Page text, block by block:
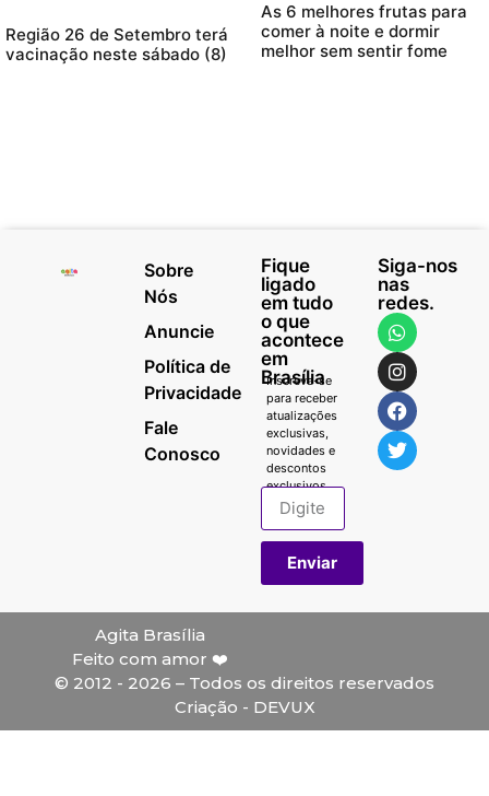
Região 26 de Setembro terá
vacinação neste sábado (8)
As 6 melhores frutas para
comer à noite e dormir
melhor sem sentir fome
Sobre
Nós
Anuncie
Política de
Privacidade
Fale
Conosco
Fique
ligado
em tudo
o que
acontece
em
Brasília
Inscreva-se
para receber
atualizações
exclusivas,
novidades e
descontos
exclusivos.
Enviar
Siga-nos
nas
redes.
Agita Brasília
Feito com amor ❤️
© 2012 - 2026 – Todos os direitos reservados
Criação - DEVUX